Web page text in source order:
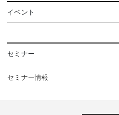
イベント
セミナー
セミナー情報